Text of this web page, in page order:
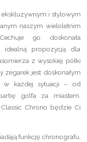
ekskluzywnym i stylowym
naszym wieloletnim
go doskonała
idealną propozycją dla
z wysokiej półki
zegarek jest doskonałym
w każdej sytuacji – od
golfa za miastem.
Chrono będzie Ci
funkcję chronografu,